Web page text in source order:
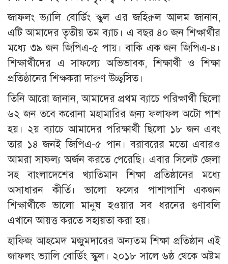
জাফলং ভ্যালি বোর্ডিং স্কুল এর জহিরুল আলম জানান,
এটি আমাদের তৃতীয় তম ব্যাচ। এ বছর ৪০ জন শিক্ষার্থীর
মধ্যে ৩৯ জন জিপিএ-৫ পায়। বাকি এক জন জিপিএ-৪।
শিক্ষার্থীদের এ সাফল্যে অভিভাবক, শিক্ষার্থী ও শিক্ষা
প্রতিষ্ঠানের শিক্ষকরা দারুণ উচ্ছ্বসিত।
তিনি আরো জানান, আমাদের প্রথম ব্যাচে পরিক্ষার্থী ছিলো
৬২ জন তবে করোনা মহামারির জন্য ফলাফল অটো পাশ
হয়। ২য় ব্যাচে আমাদের পরিক্ষার্থী ছিলো ১৮ জন এবং
তার ১৪ জনই জিপিএ-৫ পান। বরাবরের মতো এবারও
আমরা সাফল্য অর্জন করতে পেরেছি। এবার সিলেট জেলা
সহ বাংলাদেশের খ্যাতিমান শিক্ষা প্রতিষ্ঠানের মধ্যে
অসাধারন কীর্তি। ভালো ফলের পাশাপাশি একজন
শিক্ষার্থীকে ভালো মানুষ হওয়ার সব ধরনের গুণাবলি
এখানে আয়ত্ত করতে সহায়তা করা হয়।
হাফিজ আহমেদ মজুমদারের অন্যতম শিক্ষা প্রতিষ্ঠান এই
জাফলং ভ্যালি বোর্ডিং স্কুল। ২০১৮ সালে ৬ষ্ঠ থেকে অষ্টম